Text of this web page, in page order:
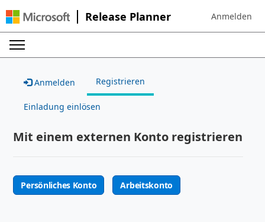
Release Planner Sign in to
Anmelden
Anmelden Registrieren
Einladung einlösen
Mit einem externen Konto registrieren
Persönliches Konto Arbeitskonto